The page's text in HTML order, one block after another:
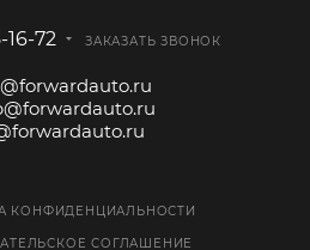
16-72 ЗАКАЗАТЬ ЗВОНОК
КОНФИДЕНЦИАЛЬНОСТИ
СОГЛАШЕНИЕ